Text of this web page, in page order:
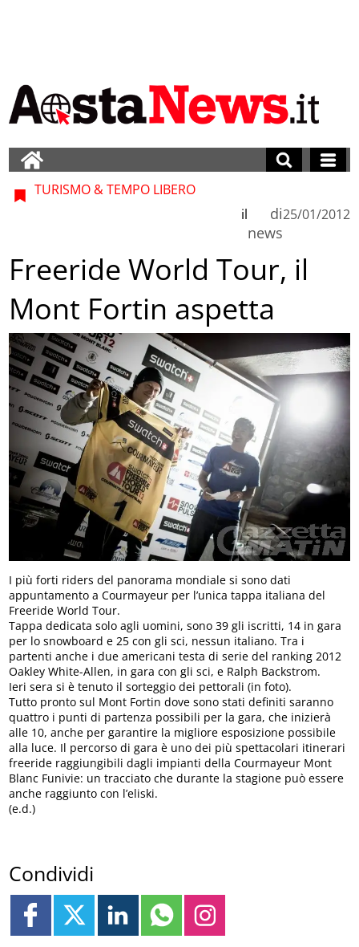
TURISMO & TEMPO LIBERO
di
news
il 25/01/2012
Freeride World Tour, il
Mont Fortin aspetta
I più forti riders del panorama mondiale si sono dati
appuntamento a Courmayeur per l’unica tappa italiana del
Freeride World Tour.
Tappa dedicata solo agli uomini, sono 39 gli iscritti, 14 in gara
per lo snowboard e 25 con gli sci, nessun italiano. Tra i
partenti anche i due americani testa di serie del ranking 2012
Oakley White-Allen, in gara con gli sci, e Ralph Backstrom.
Ieri sera si è tenuto il sorteggio dei pettorali (in foto).
Tutto pronto sul Mont Fortin dove sono stati definiti saranno
quattro i punti di partenza possibili per la gara, che inizierà
alle 10, anche per garantire la migliore esposizione possibile
alla luce. Il percorso di gara è uno dei più spettacolari itinerari
freeride raggiungibili dagli impianti della Courmayeur Mont
Blanc Funivie: un tracciato che durante la stagione può essere
anche raggiunto con l’eliski.
(e.d.)
Condividi